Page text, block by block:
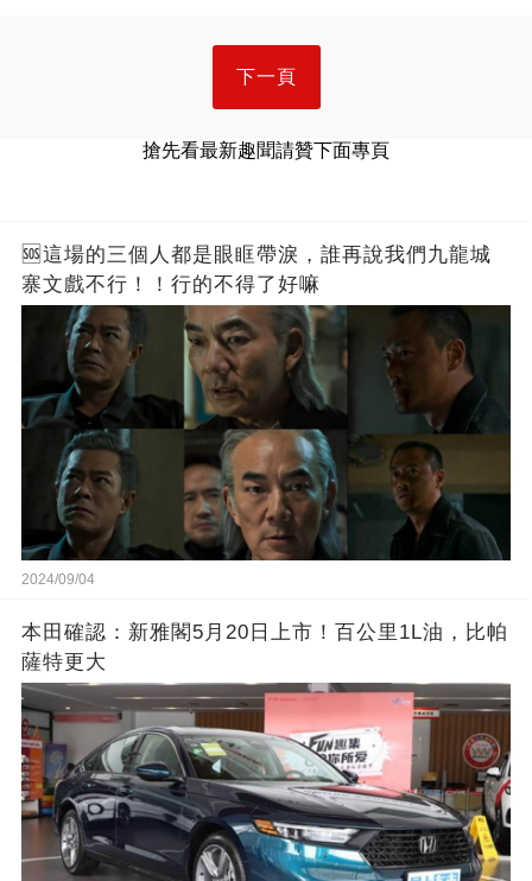
下一頁
搶先看最新趣聞請贊下面專頁
🆘這場的三個人都是眼眶帶淚，誰再說我們九龍城
寨文戲不行！！行的不得了好嘛
2024/09/04
本田確認：新雅閣5月20日上市！百公里1L油，比帕
薩特更大